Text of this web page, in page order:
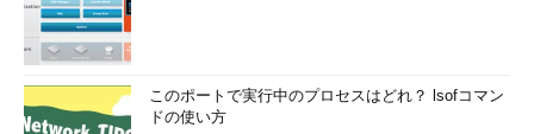
このポートで実行中のプロセスはどれ？ lsofコマン
ドの使い方